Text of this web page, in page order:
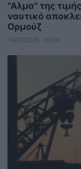
"Αλμα" της
ναυτικό
Ορμούζ
14/07/2026 - 09:08